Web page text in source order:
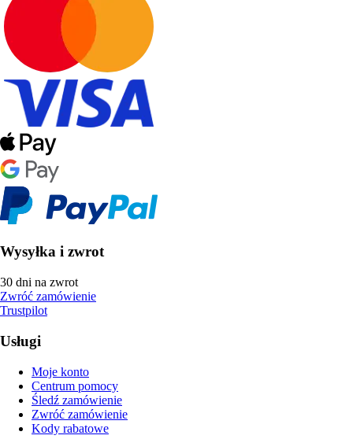
Wysyłka i zwrot
30 dni na zwrot
Zwróć zamówienie
Trustpilot
Usługi
Moje konto
Centrum pomocy
Śledź zamówienie
Zwróć zamówienie
Kody rabatowe